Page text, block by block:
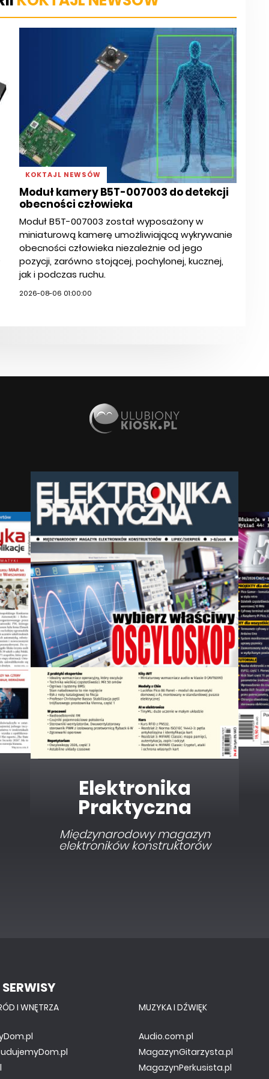
KOKTAJL NEWSÓW
Moduł kamery B5T-007003 do detekcji
obecności człowieka
Moduł B5T-007003 został wyposażony w
miniaturową kamerę umożliwiającą wykrywanie
obecności człowieka niezależnie od jego
pozycji, zarówno stojącej, pochylonej, kucznej,
jak i podczas ruchu.
2026-08-06 01:00:00
Elektronika dla
Wszystkich
Interesująca elektronika dla
pasjonatów
I WNĘTRZA MUZYKA I DŹWIĘK
Audio.com.pl
MagazynGitarzysta.pl
MagazynPerkusista.pl